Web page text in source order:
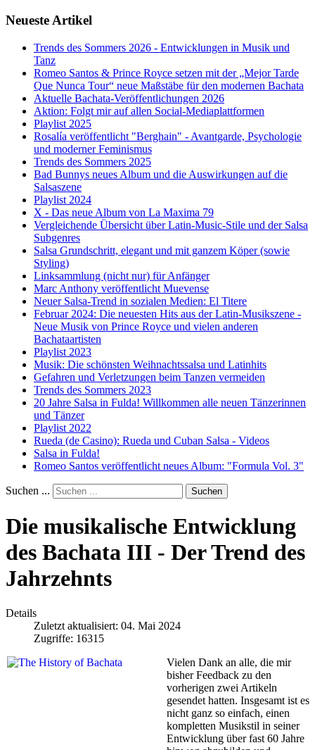
Neueste Artikel
Trends des Sommers 2026 - Entwicklungen in Musik und
Tanz
Romeo Santos & Prince Royce setzen mit der „Mejor Tarde
Que Nunca Tour“ neue Maßstäbe für den modernen Bachata
Aktuelle Bachata-Veröffentlichungen 2026
Aktion: Folgt mir auf allen Social-Mediaplattformen
Playlist 2025
Rosalía veröffentlicht "Berghain" - Avantgarde, Psychologie
und moderner Feminismus
Trends des Sommers 2025
Bad Bunnys neues Album und die Auswirkungen auf die
Salsaszene
Playlist 2024
X - Das neue Album von La Maxima 79
Vergleichende Übersicht über Latin-Music-Stile und der Salsa
Subgenres
Salsa Grundschritt, elegant und mit ganzem Köper (sowie
Styling)
Linksammlung (nicht nur) für Anfänger
Marc Anthony veröffentlicht Muevense
Neuer Salsa-Trend in sozialen Medien: El Titere
Februar 2024: Die neuesten Hits aus der Latin-Musikszene -
Neue Musik von Prince Royce und vielen anderen
Bachataartisten
Playlist 2023
Musik: Die schönsten Weihnachtssalsa und Latinhits
Gefahren und Verletzungen beim Tanzen vermeiden
Trends des Sommers 2023
20 Jahre Salsa in Fulda! Willkommen alle neuen Tänzerinnen
und Tänzer
Playlist 2022
Rueda (de Casino): Rueda und Cuban Salsa - Videos
Salsa in Fulda!
Romeo Santos veröffentlicht neues Album: "Formula Vol. 3"
Suchen ... Suchen
Die musikalische Entwicklung
des Bachata III - Der Trend des
Jahrzehnts
Details
Zuletzt aktualisiert: 04. Mai 2024
Zugriffe: 16315
Vielen Dank an alle, die mir
bisher Feedback zu den
vorherigen zwei Artikeln
gesendet hatten. Insgesamt ist es
nicht ganz so einfach, einen
kompletten Musikstil in seiner
Entwicklung über fast 60 Jahre